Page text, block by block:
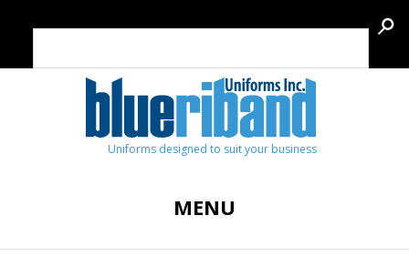
Uniforms designed to suit your business
MENU